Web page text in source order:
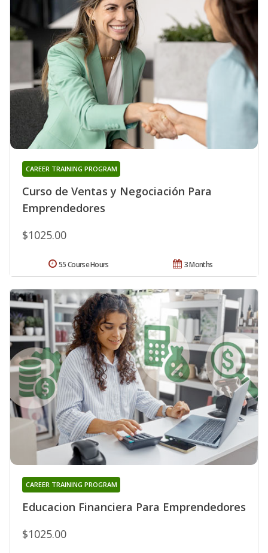
Curso de Ventas y Negociación Para
Emprendedores
CAREER TRAINING PROGRAM
$1025.00
3 Months
55 Course Hours
Educacion Financiera Para Emprendedores
CAREER TRAINING PROGRAM
$1025.00